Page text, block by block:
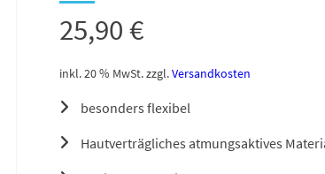
25,90€
inkl. 20 % MwSt.zzgl.Versandkosten
besonders flexibel
Hautverträgliches atmungsaktives